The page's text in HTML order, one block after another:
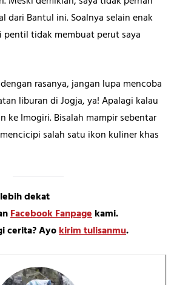
dari Bantul ini. Soalnya selain enak
pentil tidak membuat perut saya
rasanya, jangan lupa mencoba
liburan di Jogja, ya! Apalagi kalau
ke Imogiri. Bisalah mampir sebentar
salah satu ikon kuliner khas
dekat
Facebook Fanpagekami.
cerita? Ayokirim tulisanmu.